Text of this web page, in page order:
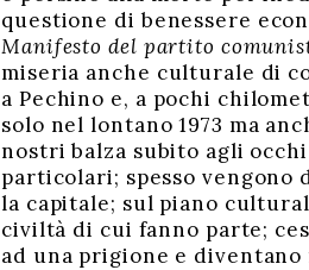
questione di benessere
Manifesto del partito
miseria anche culturale di
a Pechino e, a pochi
solo nel lontano 1973 ma
nostri balza subito agli
particolari; spesso vengono
la capitale; sul piano
civiltà di cui fanno parte;
ad una prigione e